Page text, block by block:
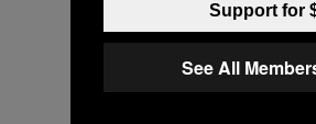
Support for
See All